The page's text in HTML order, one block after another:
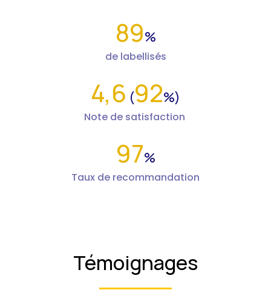
89%
de labellisés
4,6 (92%)
Note de satisfaction
97%
Taux de recommandation
Témoignages